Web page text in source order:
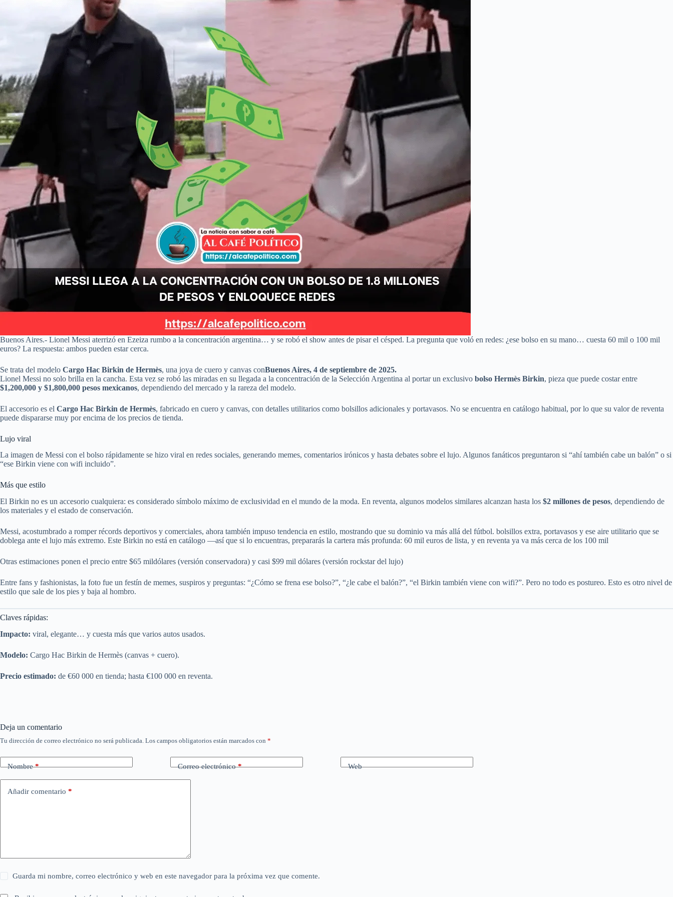
Buenos Aires.- Lionel Messi aterrizó en Ezeiza rumbo a la concentración argentina… y se robó el show antes de pisar el césped. La pregunta que voló en redes: ¿ese bolso en su mano… cuesta 60 mil o 100 mil
euros? La respuesta: ambos pueden estar cerca.
Se trata del modelo Cargo Hac Birkin de Hermès, una joya de cuero y canvas conBuenos Aires, 4 de septiembre de 2025.
Lionel Messi no solo brilla en la cancha. Esta vez se robó las miradas en su llegada a la concentración de la Selección Argentina al portar un exclusivo bolso Hermès Birkin, pieza que puede costar entre
$1,200,000 y $1,800,000 pesos mexicanos, dependiendo del mercado y la rareza del modelo.
El accesorio es el Cargo Hac Birkin de Hermès, fabricado en cuero y canvas, con detalles utilitarios como bolsillos adicionales y portavasos. No se encuentra en catálogo habitual, por lo que su valor de reventa
puede dispararse muy por encima de los precios de tienda.
Lujo viral
La imagen de Messi con el bolso rápidamente se hizo viral en redes sociales, generando memes, comentarios irónicos y hasta debates sobre el lujo. Algunos fanáticos preguntaron si “ahí también cabe un balón” o si
“ese Birkin viene con wifi incluido”.
Más que estilo
El Birkin no es un accesorio cualquiera: es considerado símbolo máximo de exclusividad en el mundo de la moda. En reventa, algunos modelos similares alcanzan hasta los $2 millones de pesos, dependiendo de
los materiales y el estado de conservación.
Messi, acostumbrado a romper récords deportivos y comerciales, ahora también impuso tendencia en estilo, mostrando que su dominio va más allá del fútbol. bolsillos extra, portavasos y ese aire utilitario que se
doblega ante el lujo más extremo. Este Birkin no está en catálogo —así que si lo encuentras, prepararás la cartera más profunda: 60 mil euros de lista, y en reventa ya va más cerca de los 100 mil
Otras estimaciones ponen el precio entre $65 mildólares (versión conservadora) y casi $99 mil dólares (versión rockstar del lujo)
Entre fans y fashionistas, la foto fue un festín de memes, suspiros y preguntas: “¿Cómo se frena ese bolso?”, “¿le cabe el balón?”, “el Birkin también viene con wifi?”. Pero no todo es postureo. Esto es otro nivel de
estilo que sale de los pies y baja al hombro.
Claves rápidas:
Impacto: viral, elegante… y cuesta más que varios autos usados.
Modelo: Cargo Hac Birkin de Hermès (canvas + cuero).
Precio estimado: de €60 000 en tienda; hasta €100 000 en reventa.
Deja un comentario
Tu dirección de correo electrónico no será publicada. Los campos obligatorios están marcados con *
Nombre* Correo electrónico* Web
Añadir comentario *
Guarda mi nombre, correo electrónico y web en este navegador para la próxima vez que comente.